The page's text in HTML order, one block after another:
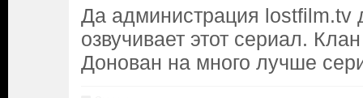
Да администрация lostfilm.tv
озвучивает этот сериал.
Донован на много лучше